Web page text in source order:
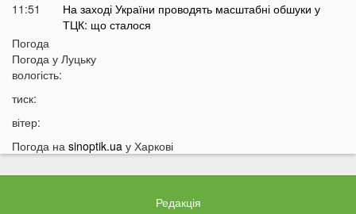
11:51
На заході України проводять масштабні обшуки у
ТЦК: що сталося
11:36
кого це торкнеться
10:50
10:26
«Смерть на дорозі не злякала мажорів»: лучани
Погода
Погода у Луцьку
вологість:
тиск:
вітер:
Погода на sinoptik.ua у Харкові
Редакція